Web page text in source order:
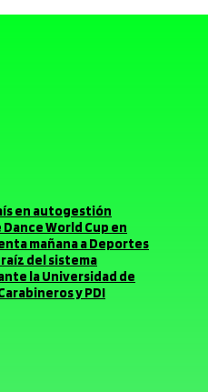
en autogestión
World Cup en
mañana a Deportes
del sistema
la Universidad de
y PDI